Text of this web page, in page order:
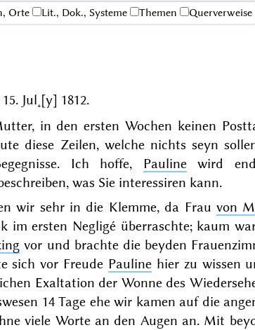
Orte Lit., Dok., Systeme Themen Querverweise
15. Jul˖[y] 1812.
in den ersten Wochen keinen
diese Zeilen, welche nichts seyn
Ich hoffe, Paulinewird
was Sie interessiren kann.
wir sehr in die Klemme, da Frauvon
im ersten Negligé überraschte; kaum
vor und brachte die beyden
sich vor Freude Paulinehier zu wissen
Exaltation der Wonne des
14 Tage ehe wir kamen auf die
viele Worte an den Augen an. Mit